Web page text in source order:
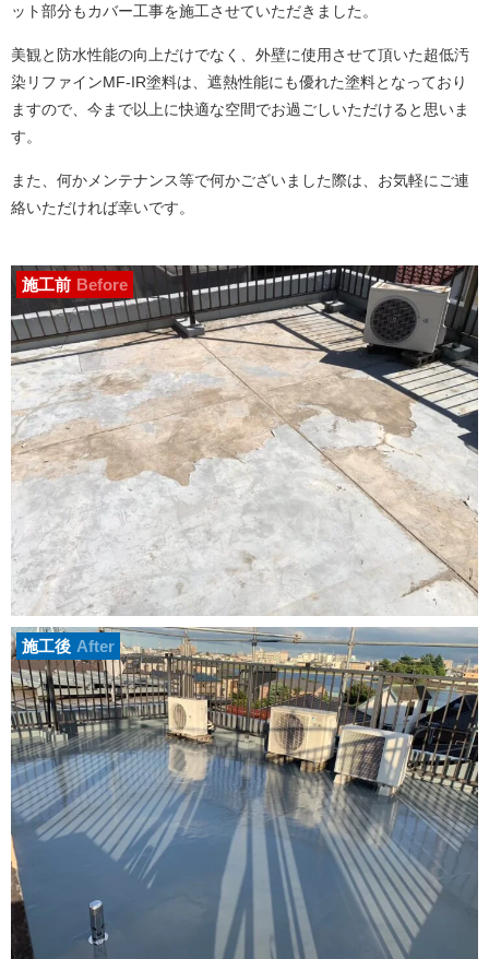
ット部分もカバー工事を施工させていただきました。
美観と防水性能の向上だけでなく、外壁に使用させて頂いた超低汚
染リファインMF-IR塗料は、遮熱性能にも優れた塗料となっており
ますので、今まで以上に快適な空間でお過ごしいただけると思いま
す。
また、何かメンテナンス等で何かございました際は、お気軽にご連
絡いただければ幸いです。
施工前 Before
施工後 After